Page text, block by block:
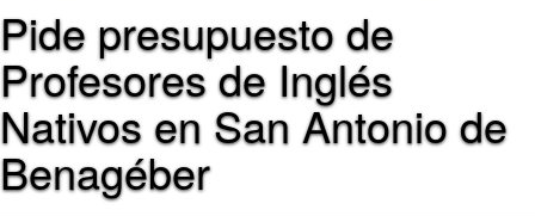
Pide presupuesto de
Profesores de Inglés
Nativos en San Antonio de
Benagéber